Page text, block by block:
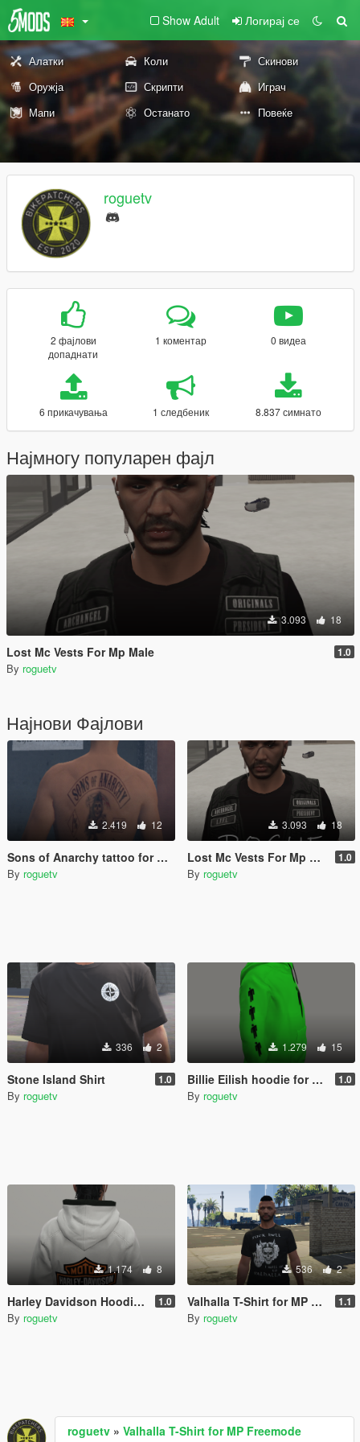
Show Adult Логирај се
Алатки Коли
Скинови
Оружја
Скрипти
Играч
Мапи
Останато Повеќе
roguetv
2 фајлови
допаднати
1 коментар 0 видеа
6 прикачувања 1 следбеник 8.837 симнато
Најмногу популарен фајл
3.093 18
Lost Mc Vests For Mp Male 1.0
By roguetv
Најнови Фајлови
2.419 12
Sons of Anarchy tattoo for MP Male/Female
By roguetv
3.093 18
Lost Mc Vests For Mp Male 1.0
By roguetv
336 2
Stone Island Shirt 1.0
By roguetv
1.279 15
Billie Eilish hoodie for FiveM And Singleplayer. Mp male/Female 1.0
By roguetv
1.174 8
Harley Davidson Hoodie Mp Male 1.0
By roguetv
536 2
Valhalla T-Shirt for MP Freemode 1.1
By roguetv
roguetv » Valhalla T-Shirt for MP Freemode